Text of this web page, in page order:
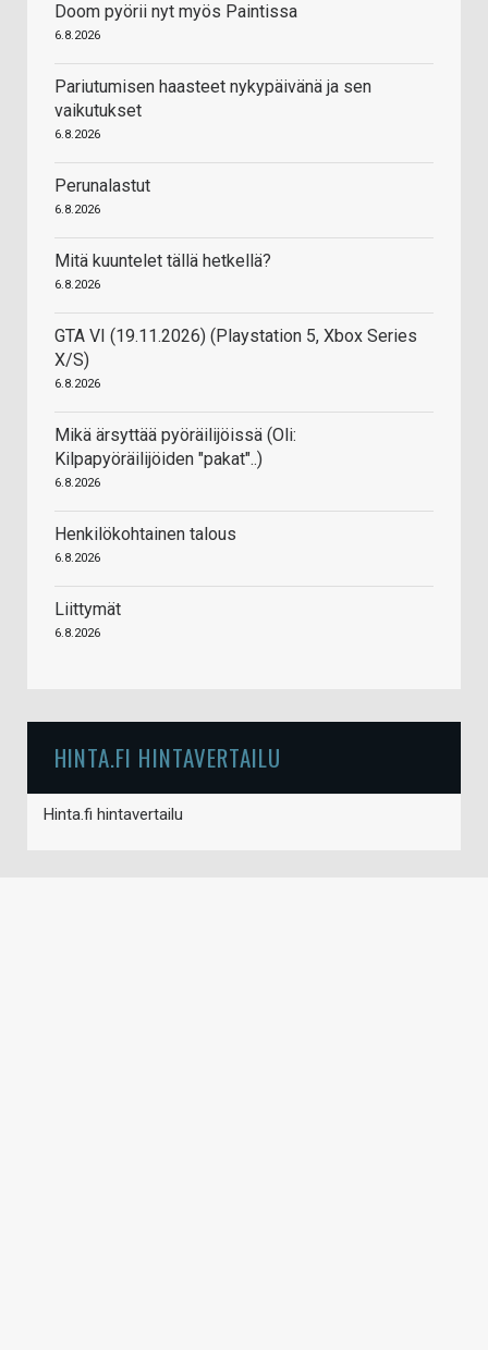
Doom pyörii nyt myös Paintissa
6.8.2026
Pariutumisen haasteet nykypäivänä ja sen
vaikutukset
6.8.2026
Perunalastut
6.8.2026
Mitä kuuntelet tällä hetkellä?
6.8.2026
GTA VI (19.11.2026) (Playstation 5, Xbox Series
X/S)
6.8.2026
Mikä ärsyttää pyöräilijöissä (Oli:
Kilpapyöräilijöiden "pakat"..)
6.8.2026
Henkilökohtainen talous
6.8.2026
Liittymät
6.8.2026
HINTA.FI HINTAVERTAILU
Hinta.fi hintavertailu